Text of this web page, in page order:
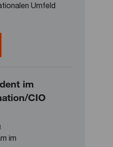
Umfeld
Reward & Benefits (w/
im
CIO
im